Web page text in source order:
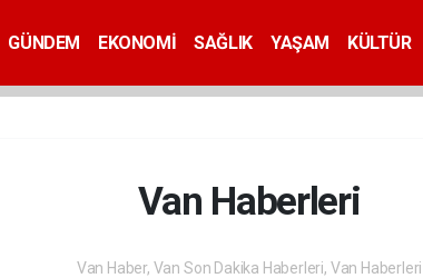
GÜNDEM EKONOMİ SAĞLIK YAŞAM KÜLTÜR
Van Haberleri
Van Haber, Van Son Dakika Haberleri, Van Haberleri